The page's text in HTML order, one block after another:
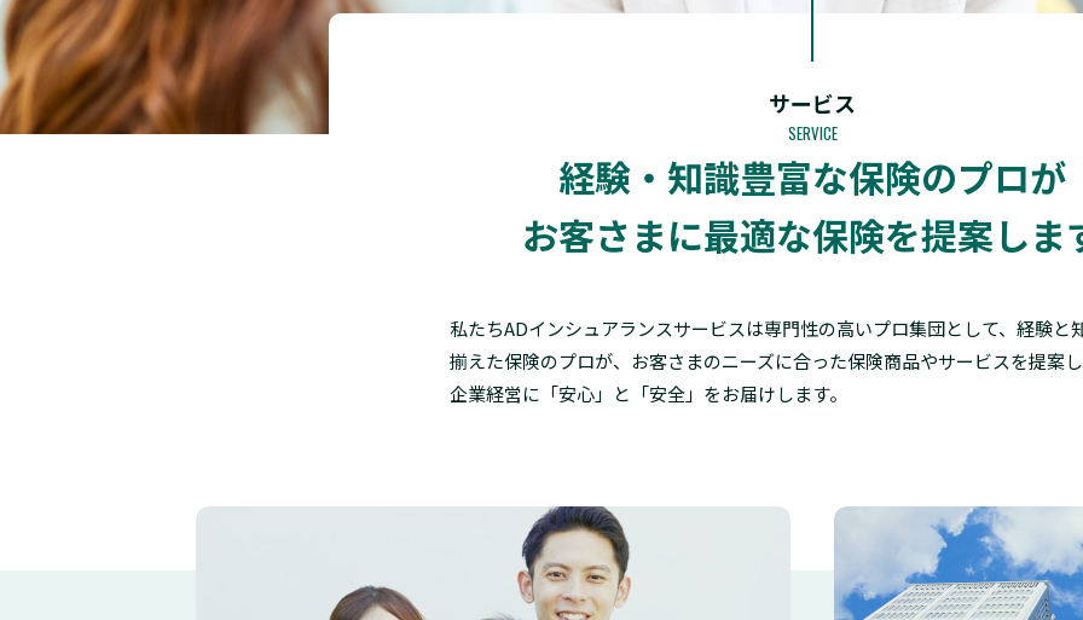
サービス
SERVICE
経験・知識豊富な保険のプロが
お客さまに最適な保険を提案しま
私たちADインシュアランスサービスは専門性の高いプロ集団として、経験と
揃えた保険のプロが、お客さまのニーズに合った保険商品やサービスを提案
企業経営に「安心」と「安全」をお届けします。